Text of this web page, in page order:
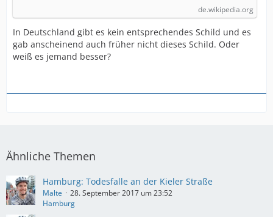
de.wikipedia.org
In Deutschland gibt es kein entsprechendes Schild und es
gab anscheinend auch früher nicht dieses Schild. Oder
weiß es jemand besser?
Ähnliche Themen
Hamburg: Todesfalle an der Kieler Straße
Malte
28. September 2017 um 23:52
Hamburg